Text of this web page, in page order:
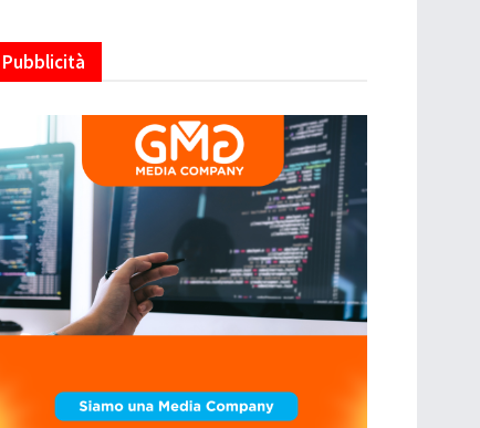
Pubblicità